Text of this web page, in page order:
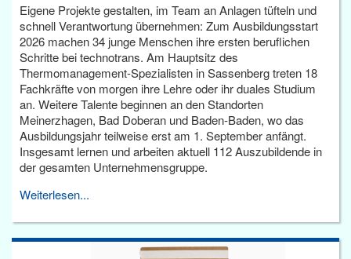
Eigene Projekte gestalten, im Team an Anlagen tüfteln und
schnell Verantwortung übernehmen: Zum Ausbildungsstart
2026 machen 34 junge Menschen ihre ersten beruflichen
Schritte bei technotrans. Am Hauptsitz des
Thermomanagement-Spezialisten in Sassenberg treten 18
Fachkräfte von morgen ihre Lehre oder ihr duales Studium
an. Weitere Talente beginnen an den Standorten
Meinerzhagen, Bad Doberan und Baden-Baden, wo das
Ausbildungsjahr teilweise erst am 1. September anfängt.
Insgesamt lernen und arbeiten aktuell 112 Auszubildende in
der gesamten Unternehmensgruppe.
Weiterlesen...